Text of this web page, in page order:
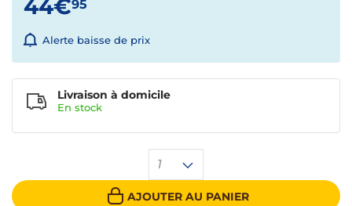
44€95
Alerte baisse de prix
1
AJOUTER AU PANIER
Livraison à domicile
En stock